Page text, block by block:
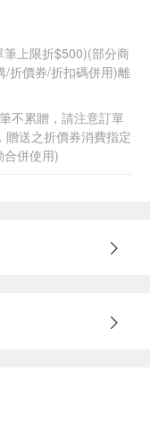
上限折$500)(部分商
/折價券/折扣碼併用)離
不累贈，請注意訂單
送之折價券消費指定
併使用)